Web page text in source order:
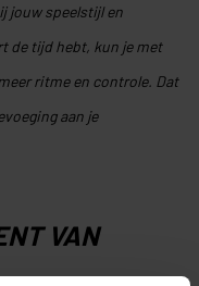
jouw speelstijl en
de tijd hebt, kun je met
ritme en controle. Dat
aan je
VAN